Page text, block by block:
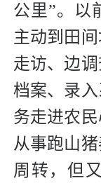
公里”。以
主动到田
走访、边
档案、录
务走进农
从事跑山
周转，但